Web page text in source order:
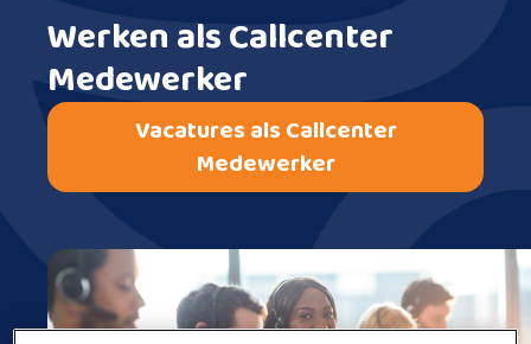
Werken als Callcenter
Medewerker
Vacatures als Callcenter
Medewerker